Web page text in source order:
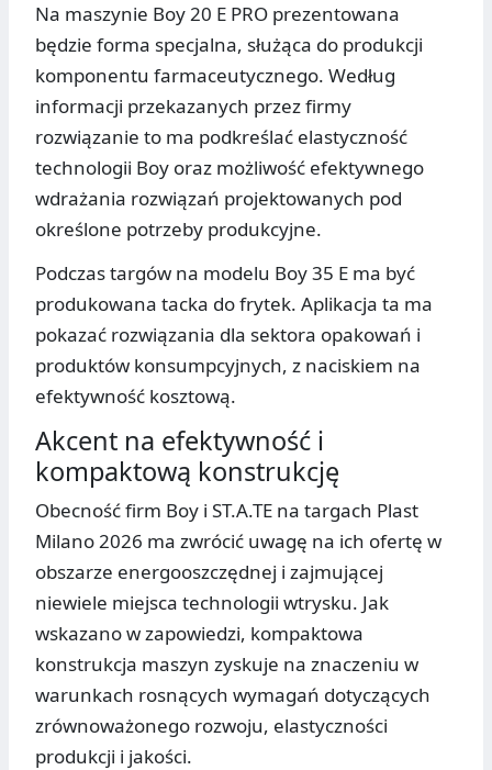
Na maszynie Boy 20 E PRO prezentowana
będzie forma specjalna, służąca do produkcji
komponentu farmaceutycznego. Według
informacji przekazanych przez firmy
rozwiązanie to ma podkreślać elastyczność
technologii Boy oraz możliwość efektywnego
wdrażania rozwiązań projektowanych pod
określone potrzeby produkcyjne.
Podczas targów na modelu Boy 35 E ma być
produkowana tacka do frytek. Aplikacja ta ma
pokazać rozwiązania dla sektora opakowań i
produktów konsumpcyjnych, z naciskiem na
efektywność kosztową.
Akcent na efektywność i
kompaktową konstrukcję
Obecność firm Boy i ST.A.TE na targach Plast
Milano 2026 ma zwrócić uwagę na ich ofertę w
obszarze energooszczędnej i zajmującej
niewiele miejsca technologii wtrysku. Jak
wskazano w zapowiedzi, kompaktowa
konstrukcja maszyn zyskuje na znaczeniu w
warunkach rosnących wymagań dotyczących
zrównoważonego rozwoju, elastyczności
produkcji i jakości.